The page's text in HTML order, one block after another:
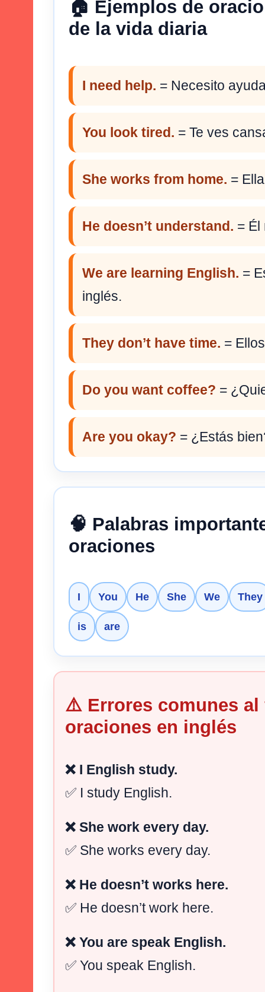
🏠 Ejemplos de
de la vida diaria
I need help. = Necesito
You look tired. = Te ves
She works from home. =
He doesn’t understand. = Él
We are learning English. =
inglés.
They don’t have time. =
Do you want coffee? =
Are you okay? = ¿Estás
🧠 Palabras
oraciones
I You He She We They
is are
⚠️ Errores comunes al
oraciones en inglés
❌ I English study.
✅ I study English.
❌ She work every day.
✅ She works every day.
❌ He doesn’t works here.
✅ He doesn’t work here.
❌ You are speak English.
✅ You speak English.